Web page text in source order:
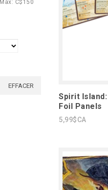
Spirit
Foil Panels
5,99$CA
Max: C$ 150
EFFACER